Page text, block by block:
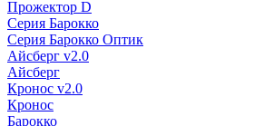
Прожектор D
Серия Барокко
Серия Барокко Оптик
Айсберг v2.0
Айсберг
Кронос v2.0
Кронос
Барокко